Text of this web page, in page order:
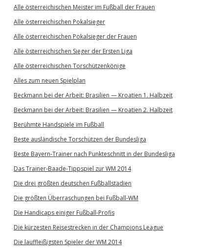
Alle österreichischen Meister im Fußball der Frauen
Alle österreichischen Pokalsieger
Alle österreichischen Pokalsieger der Frauen
Alle österreichischen Sieger der Ersten Liga
Alle österreichischen Torschützenkönige
Alles zum neuen Spielplan
Beckmann bei der Arbeit: Brasilien — Kroatien 1. Halbzeit
Beckmann bei der Arbeit: Brasilien — Kroatien 2. Halbzeit
Berühmte Handspiele im Fußball
Beste ausländische Torschützen der Bundesliga
Beste Bayern-Trainer nach Punkteschnitt in der Bundesliga
Das Trainer-Baade-Tippspiel zur WM 2014
Die drei größten deutschen Fußballstadien
Die größten Überraschungen bei Fußball-WM
Die Handicaps einiger Fußball-Profis
Die kürzesten Reisestrecken in der Champions League
Die lauffleißigsten Spieler der WM 2014